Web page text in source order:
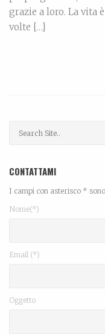
grazie a loro. La vita
volte […]
CONTATTAMI
I campi con asterisco *
Nome(*)
Email (*)
Oggetto